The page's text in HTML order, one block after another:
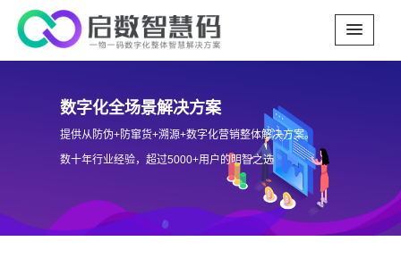
数字化全场景解决方案
提供从防伪+防窜货+溯源+数字化营销整体解决方案。
数十年行业经验，超过5000+用户的明智之选